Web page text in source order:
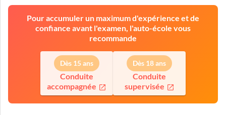
Pour accumuler un maximum d'expérience et de
confiance avant l'examen, l'auto-école vous
recommande
Dès 15 ans
Conduite
accompagnée
Dès 18 ans
Conduite
supervisée